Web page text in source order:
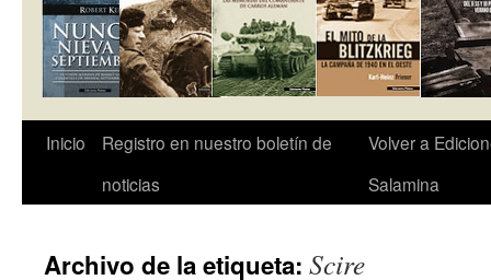
Inicio
Registro en nuestro boletín de
noticias
Volver a
Salamina
Archivo de la etiqueta: Scire